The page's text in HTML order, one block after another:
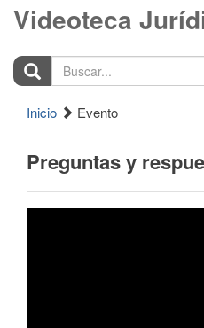
Videoteca
Buscar...
Inicio Evento
Preguntas y